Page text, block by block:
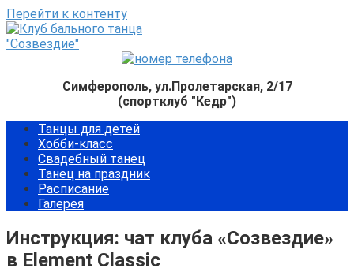
Перейти к контенту
Симферополь, ул.Пролетарская, 2/17
(спортклуб "Кедр")
Танцы для детей
Хобби-класс
Свадебный танец
Танец на праздник
Расписание
Галерея
Инструкция: чат клуба «Созвездие»
в Element Classic